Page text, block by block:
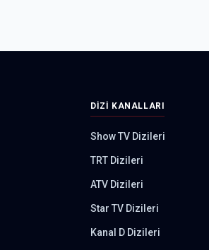
DIZI KANALLARI
Show TV Dizileri
TRT Dizileri
ATV Dizileri
Star TV Dizileri
Kanal D Dizileri